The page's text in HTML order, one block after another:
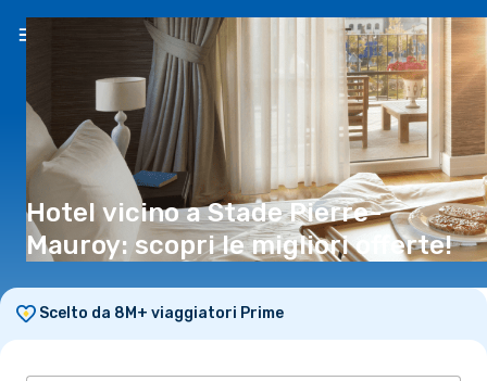
IT(CHF)
Hotel vicino a Stade Pierre-
Mauroy: scopri le migliori offerte!
Scelto da 8M+ viaggiatori Prime